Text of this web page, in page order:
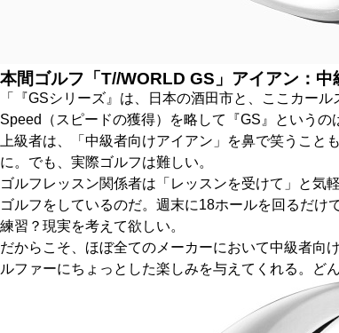
本間ゴルフ「T//WORLD GS」アイアン：中
「『GSシリーズ』は、日本の酒田市と、ここカー
Speed（スピードの獲得）を略して『GS』というの
上級者は、「中級者向けアイアン」を鼻で笑うこ
に。でも、実際ゴルフは難しい。
ゴルフレッスン関係者は「レッスンを受けて」と気
ゴルフをしているのだ。週末に18ホールを回るだけ
練習？現実を考えて欲しい。
だからこそ、ほぼ全てのメーカーにおいて中級者向
ルファーにちょっとした楽しみを与えてくれる。ど